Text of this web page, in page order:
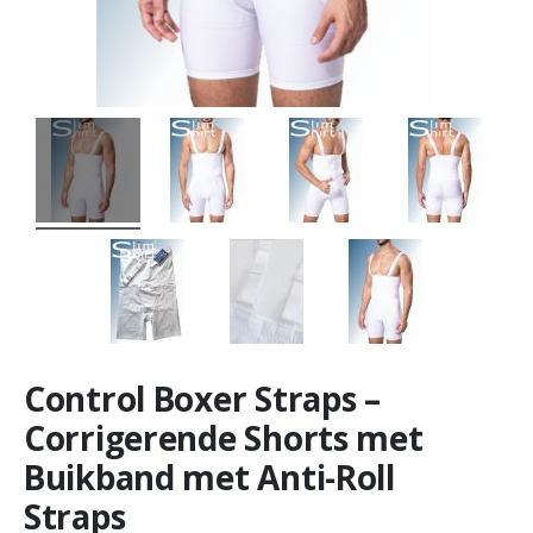
Control Boxer Straps –
Corrigerende Shorts met
Buikband met Anti-Roll
Straps